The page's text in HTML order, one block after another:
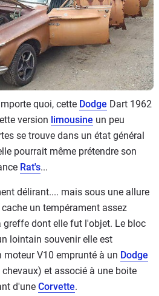
quoi, cette Dodge Dart 1962
version limousine un peu
se trouve dans un état général
pourrait même prétendre son
Rat's...
délirant.... mais sous une allure
un tempérament assez
greffe dont elle fut l'objet. Le bloc
lointain souvenir elle est
V10 emprunté à un Dodge
et associé à une boite
d'une Corvette.